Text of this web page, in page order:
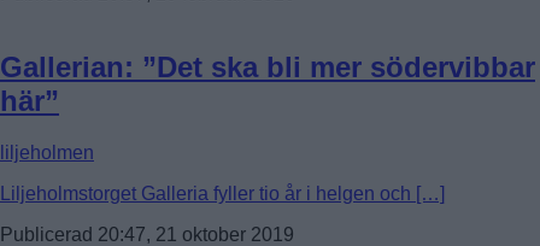
Gallerian: ”Det ska bli mer södervibbar
här”
liljeholmen
Liljeholmstorget Galleria fyller tio år i helgen och […]
Publicerad 20:47, 21 oktober 2019